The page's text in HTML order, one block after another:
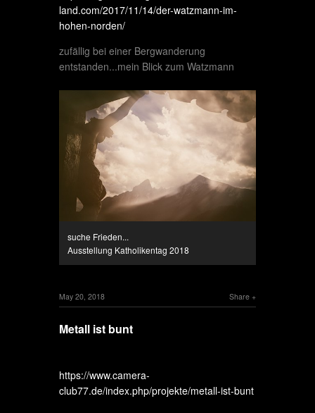
land.com/2017/11/14/der-watzmann-im-
hohen-norden/
zufällig bei einer Bergwanderung
entstanden...mein Blick zum Watzmann
suche Frieden...
Ausstellung Katholikentag 2018
Share
May 20, 2018
Metall ist bunt
https://www.camera-
club77.de/index.php/projekte/metall-ist-bunt